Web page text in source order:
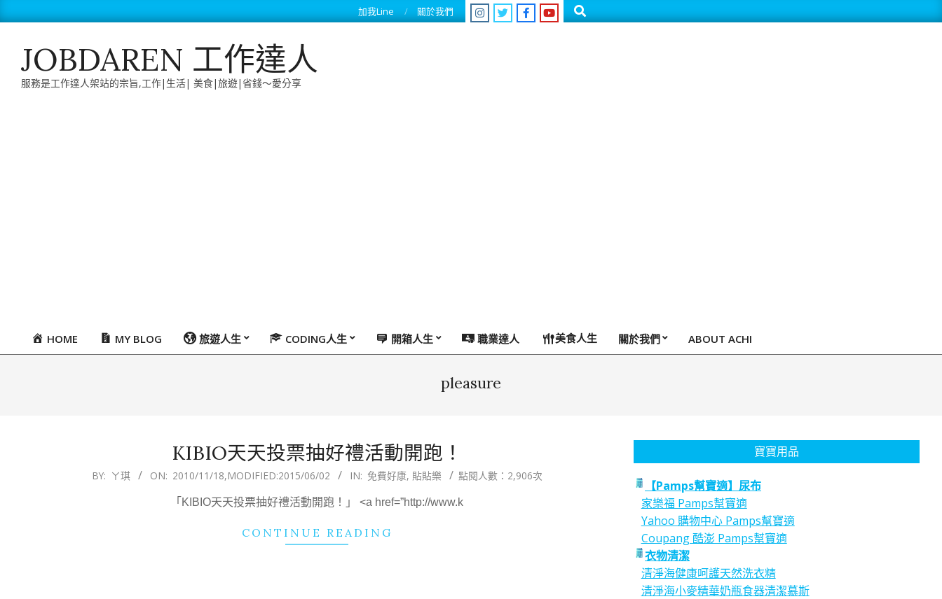
to
加我Line 關於我們 Search
JOBDAREN 工作達人
服務是工作達人架站的宗旨,工作|生活| 美食|旅遊|省錢～愛分享
PrimaryHOME MY BLOG 旅遊人生 CODING人生 開箱人生 職業達人 美食人生 關於我們 ABOUT ACHI
pleasure
KIBIO天天投票抽好禮活動開跑！
BY: ㄚ琪 ON: 2010/11/18,MODIFIED:2015/06/02 IN: 免費好康, 貼貼樂 點閱人數：2,906次
「KIBIO天天投票抽好禮活動開跑！」 <a href=”http://www.k
CONTINUE READING
寶寶用品
【Pamps幫寶適】尿布
家樂福 Pamps幫寶適
Yahoo 購物中心 Pamps幫寶適
Coupang 酷澎 Pamps幫寶適
衣物清潔
清淨海健康呵護天然洗衣精
清淨海小麥精華奶瓶食器清潔慕斯